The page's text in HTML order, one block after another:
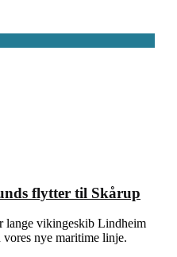
flytter til Skårup
lange vikingeskib Lindheim
nye maritime linje.